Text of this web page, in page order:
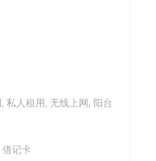
私人租用, 无线上网, 阳台
借记卡